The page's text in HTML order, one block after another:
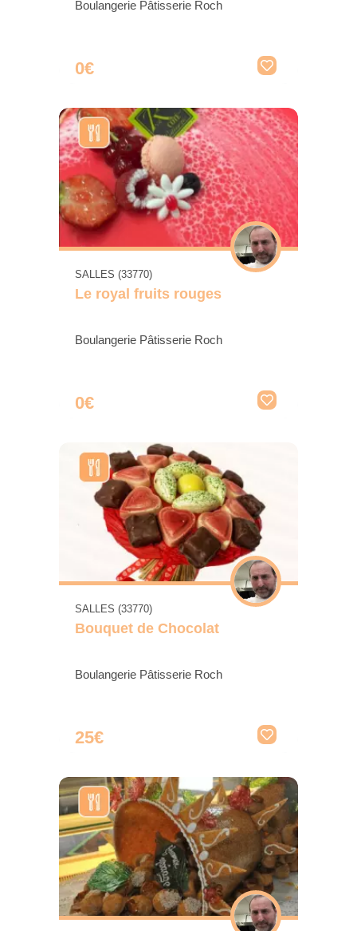
Boulangerie Pâtisserie Roch
0€
SALLES (33770)
Le royal fruits rouges
Boulangerie Pâtisserie Roch
0€
SALLES (33770)
Bouquet de Chocolat
Boulangerie Pâtisserie Roch
25€